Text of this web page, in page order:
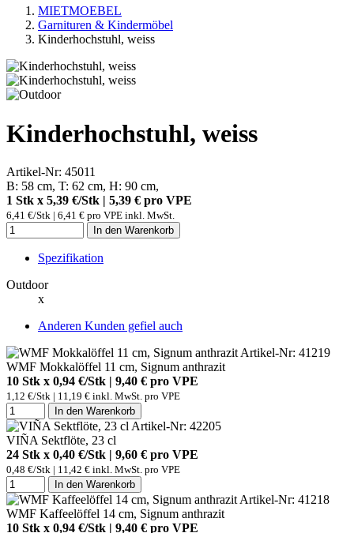
MIETMOEBEL
Garnituren & Kindermöbel
Kinderhochstuhl, weiss
Kinderhochstuhl, weiss
Artikel-Nr: 45011
B: 58 cm, T: 62 cm, H: 90 cm,
1 Stk x 5,39 €/Stk | 5,39 € pro VPE
6,41 €/Stk | 6,41 € pro VPE inkl. MwSt.
In den Warenkorb
Spezifikation
Outdoor
x
Anderen Kunden gefiel auch
Artikel-Nr: 41219
WMF Mokkalöffel 11 cm, Signum anthrazit
10 Stk x 0,94 €/Stk | 9,40 € pro VPE
1,12 €/Stk | 11,19 € inkl. MwSt. pro VPE
In den Warenkorb
Artikel-Nr: 42205
VIÑA Sektflöte, 23 cl
24 Stk x 0,40 €/Stk | 9,60 € pro VPE
0,48 €/Stk | 11,42 € inkl. MwSt. pro VPE
In den Warenkorb
Artikel-Nr: 41218
WMF Kaffeelöffel 14 cm, Signum anthrazit
10 Stk x 0,94 €/Stk | 9,40 € pro VPE